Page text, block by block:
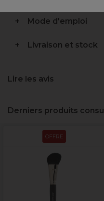
Mode d'emploi
Livraison et stock
Lire les avis
Derniers produits
OFFRE